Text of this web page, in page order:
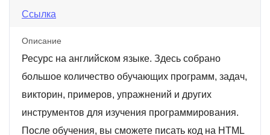
Ссылка
Описание
Ресурс на английском языке. Здесь собрано
большое количество обучающих программ, задач,
викторин, примеров, упражнений и других
инструментов для изучения программирования.
После обучения, вы сможете писать код на HTML